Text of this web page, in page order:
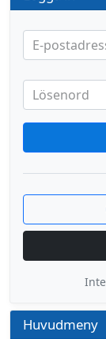
E-
Lösenord
Huvudmeny